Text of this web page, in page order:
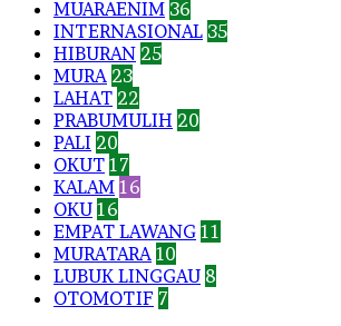
MUARAENIM 36
INTERNASIONAL 35
HIBURAN 25
MURA 23
LAHAT 22
PRABUMULIH 20
PALI 20
OKUT 17
KALAM 16
OKU 16
EMPAT LAWANG 11
MURATARA 10
LUBUK LINGGAU 8
OTOMOTIF 7